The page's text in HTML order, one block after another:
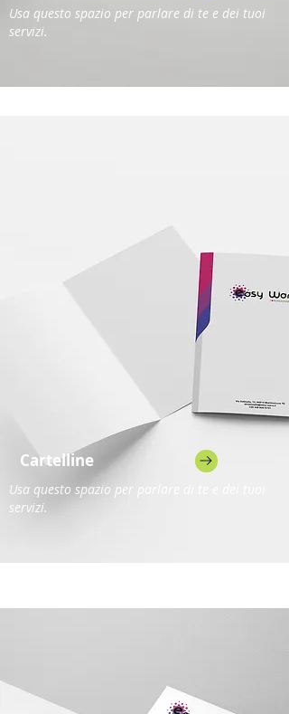
Usa questo spazio per parlare di te e dei tuoi
servizi.
Cartelline
Usa questo spazio per parlare di te e dei tuoi
servizi.